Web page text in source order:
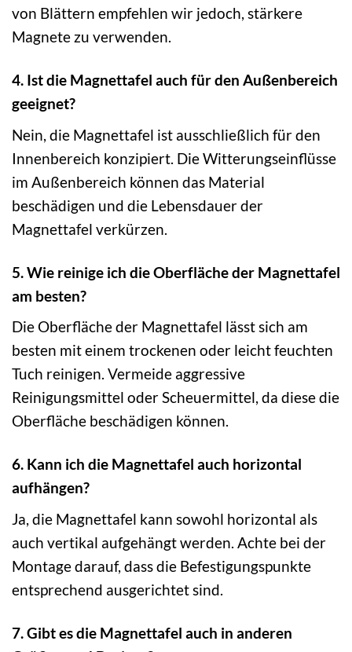
von Blättern empfehlen wir jedoch, stärkere
Magnete zu verwenden.
4. Ist die Magnettafel auch für den Außenbereich
geeignet?
Nein, die Magnettafel ist ausschließlich für den
Innenbereich konzipiert. Die Witterungseinflüsse
im Außenbereich können das Material
beschädigen und die Lebensdauer der
Magnettafel verkürzen.
5. Wie reinige ich die Oberfläche der Magnettafel
am besten?
Die Oberfläche der Magnettafel lässt sich am
besten mit einem trockenen oder leicht feuchten
Tuch reinigen. Vermeide aggressive
Reinigungsmittel oder Scheuermittel, da diese die
Oberfläche beschädigen können.
6. Kann ich die Magnettafel auch horizontal
aufhängen?
Ja, die Magnettafel kann sowohl horizontal als
auch vertikal aufgehängt werden. Achte bei der
Montage darauf, dass die Befestigungspunkte
entsprechend ausgerichtet sind.
7. Gibt es die Magnettafel auch in anderen